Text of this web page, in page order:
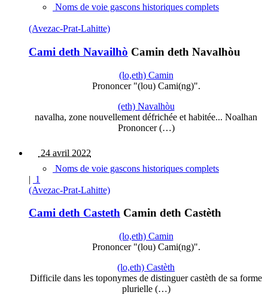
Noms de voie gascons historiques complets
(Avezac-Prat-Lahitte)
Cami deth Navailhò Camin deth Navalhòu
(lo,eth) Camin
Prononcer "(lou) Cami(ng)".
(eth) Navalhòu
navalha, zone nouvellement défrichée et habitée... Noalhan
Prononcer (…)
24 avril 2022
Noms de voie gascons historiques complets
| 1
(Avezac-Prat-Lahitte)
Cami deth Casteth Camin deth Castèth
(lo,eth) Camin
Prononcer "(lou) Cami(ng)".
(lo,eth) Castèth
Difficile dans les toponymes de distinguer castèth de sa forme
plurielle (…)